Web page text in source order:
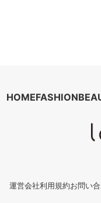
HOMEFASHION
運営会社利用規約お問い